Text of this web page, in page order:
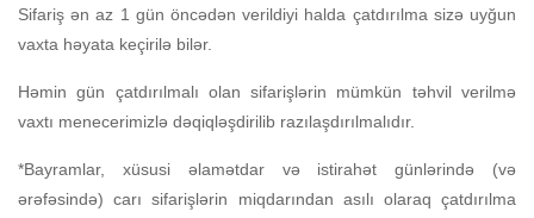
Sifariş ən az 1 gün öncədən verildiyi halda çatdırılma sizə uyğun
vaxta həyata keçirilə bilər.
Həmin gün çatdırılmalı olan sifarişlərin mümkün təhvil verilmə
vaxtı menecerimizlə dəqiqləşdirilib razılaşdırılmalıdır.
*Bayramlar, xüsusi əlamətdar və istirahət günlərində (və
ərəfəsində) carı sifarişlərin miqdarından asılı olaraq çatdırılma